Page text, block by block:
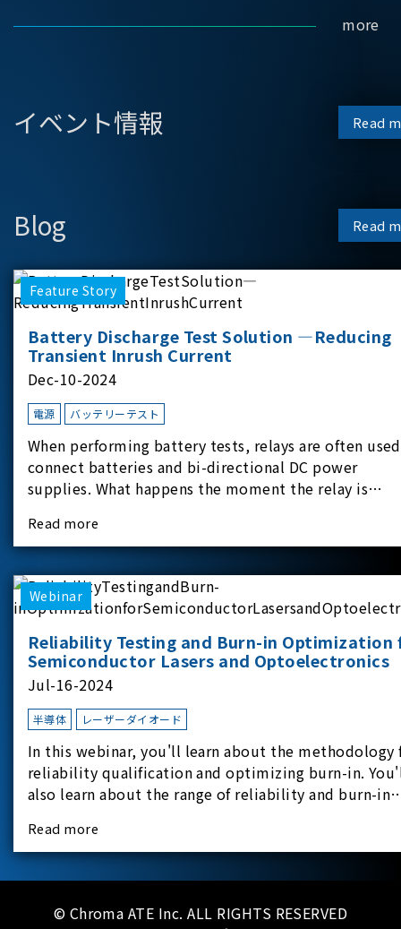
more
イベント情報 Read
Blog Read
Feature Story
Battery Discharge Test Solution —Reducing
Transient Inrush Current
Dec-10-2024
電源 バッテリーテスト
When performing battery tests, relays are often
connect batteries and bi-directional DC power
supplies. What happens the moment the relay is
experimental equipment for this study.provides an
applicati
Read more
Webinar
Reliability Testing and Burn-in Optimization
Semiconductor Lasers and Optoelectronics
Jul-16-2024
半導体 レーザーダイオード
In this webinar, you'll learn about the methodology
reliability qualification and optimizing burn-in.
also learn about the range of reliability and burn-in
reliability-test-as-a-service options.
Read more
© Chroma ATE Inc. ALL RIGHTS RESERVED